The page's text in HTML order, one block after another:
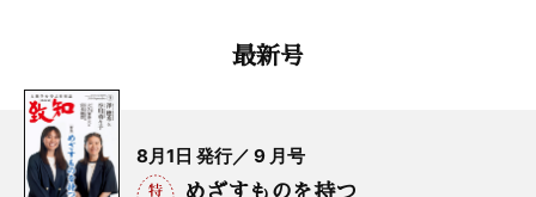
最新号
8月1日 発行／ 9 月号
めざすものを持つ